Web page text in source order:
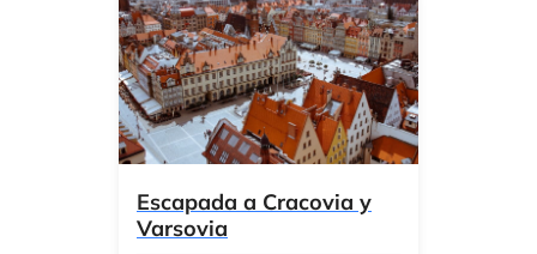
Escapada a Cracovia y
Varsovia